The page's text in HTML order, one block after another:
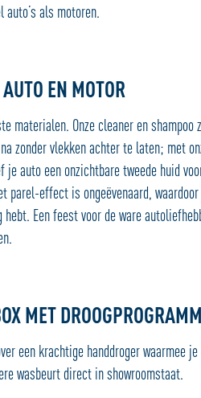
als motoren.
EN MOTOR
materialen. Onze cleaner en shampoo
zonder vlekken achter te laten; met
auto een onzichtbare tweede huid
parel-effect is ongeëvenaard,
Een feest voor de ware
MET
een krachtige handdroger waarmee
wasbeurt direct in showroomstaat.